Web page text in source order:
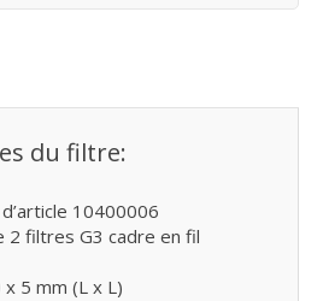
du filtre:
10400006
2 filtres G3 cadre en fil
5 mm (L x L)